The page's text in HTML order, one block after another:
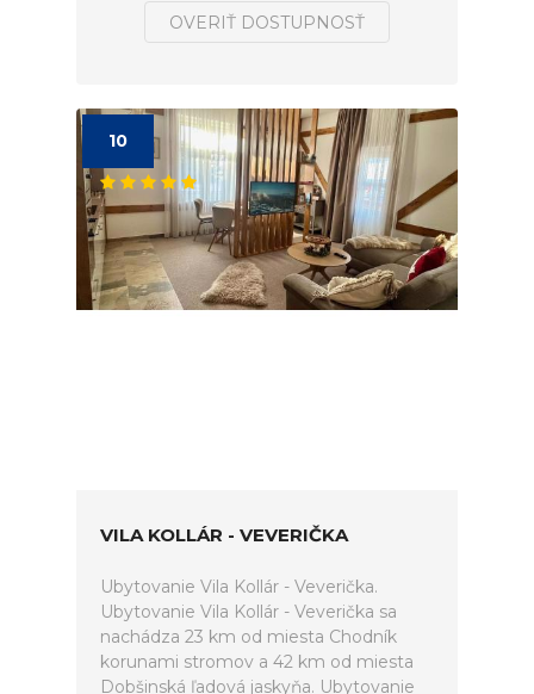
OVERIŤ DOSTUPNOSŤ
10
VILA KOLLÁR - VEVERIČKA
Ubytovanie Vila Kollár - Veverička.
Ubytovanie Vila Kollár - Veverička sa
nachádza 23 km od miesta Chodník
korunami stromov a 42 km od miesta
Dobšinská ľadová jaskyňa. Ubytovanie